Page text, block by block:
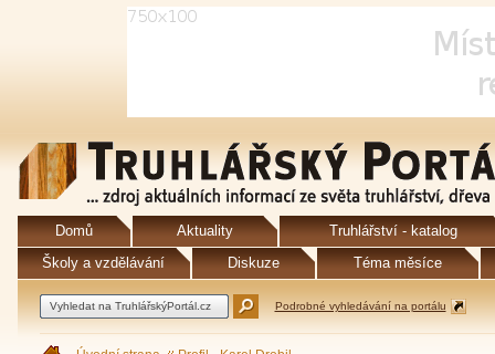
Domů Aktuality
Truhlářství - katalog
Školy a vzdělávání
Diskuze Téma měsíce
Podrobné vyhledávání na portálu